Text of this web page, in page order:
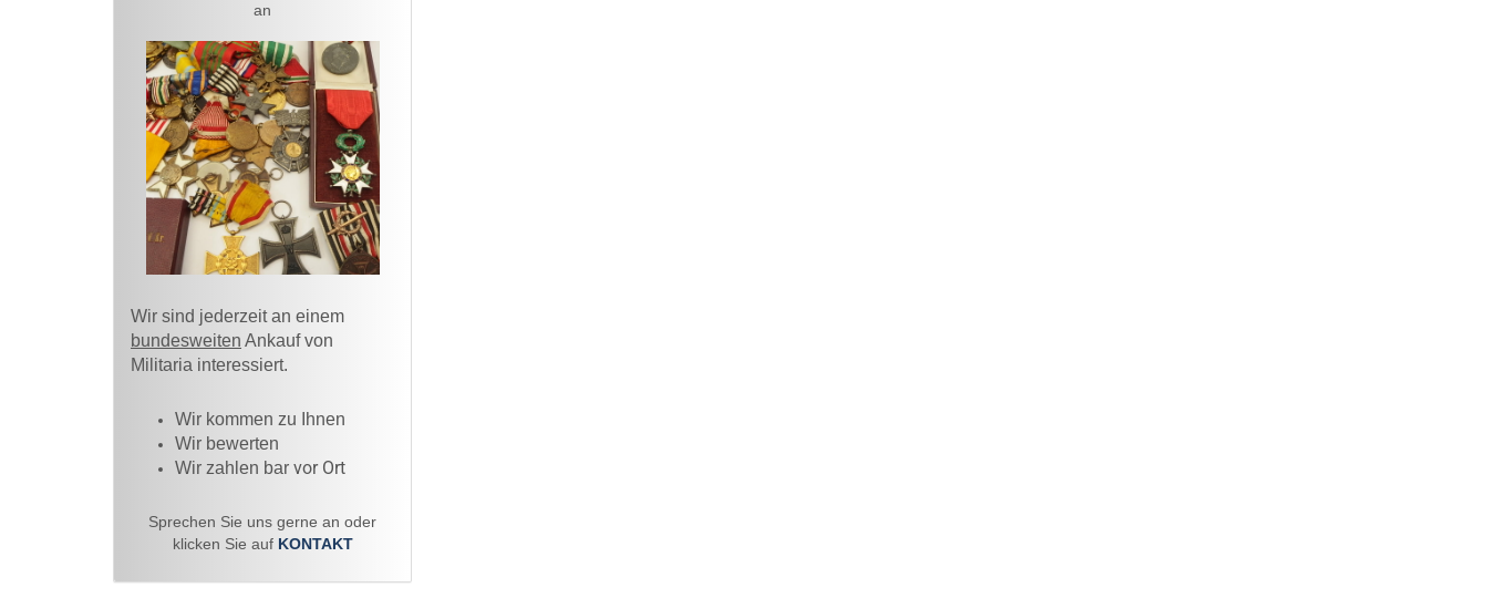
an
Wir sind jederzeit an einem
bundesweiten Ankauf von
Militaria interessiert.
Wir kommen zu Ihnen​
Wir bewerten
Wir zahlen bar vor Ort
Sprechen Sie uns gerne an oder
klicken Sie auf KONTAKT